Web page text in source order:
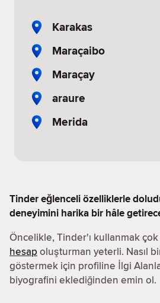
Karakas
Maraçaibo
Maraçay
araure
Merida
Tinder eğlenceli özelliklerle
deneyimini harika bir hâle
Öncelikle, Tinder'ı kullanmak
hesap oluşturman yeterli. Nasıl
göstermek için profiline İlgi
biyografini eklediğinden emin ol.